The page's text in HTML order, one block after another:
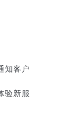
知客户
验新服